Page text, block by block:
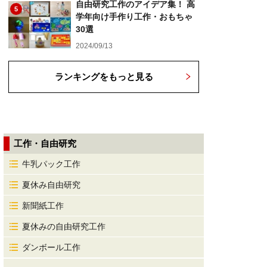
5
自由研究工作のアイデア集！ 高
学年向け手作り工作・おもちゃ
30選
2024/09/13
ランキングをもっと見る
工作・自由研究
牛乳パック工作
夏休み自由研究
新聞紙工作
夏休みの自由研究工作
ダンボール工作